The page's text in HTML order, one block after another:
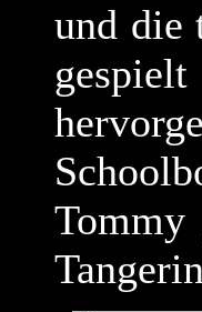
und die